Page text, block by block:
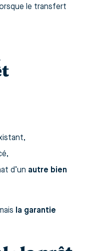
le transfert
d’un autre bien
la garantie